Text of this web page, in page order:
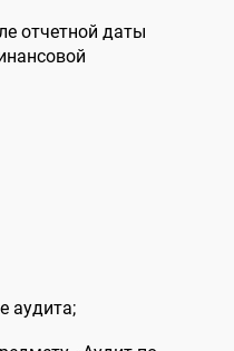
отчетной даты
аудита;